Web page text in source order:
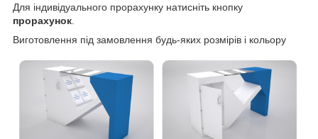
Для індивідуального прорахунку натисніть кнопку
прорахунок
Виготовлення під замовлення будь-яких розмірів і кольору